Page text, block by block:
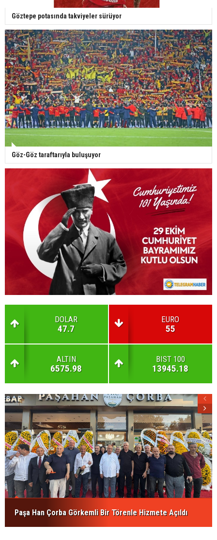
Göztepe potasında takviyeler sürüyor
Göz-Göz taraftarıyla buluşuyor
DOLAR
47.7
EURO
55
ALTIN
6575.98
BIST 100
13945.18
Paşa Han Çorba Görkemli Bir Törenle Hizmete Açıldı